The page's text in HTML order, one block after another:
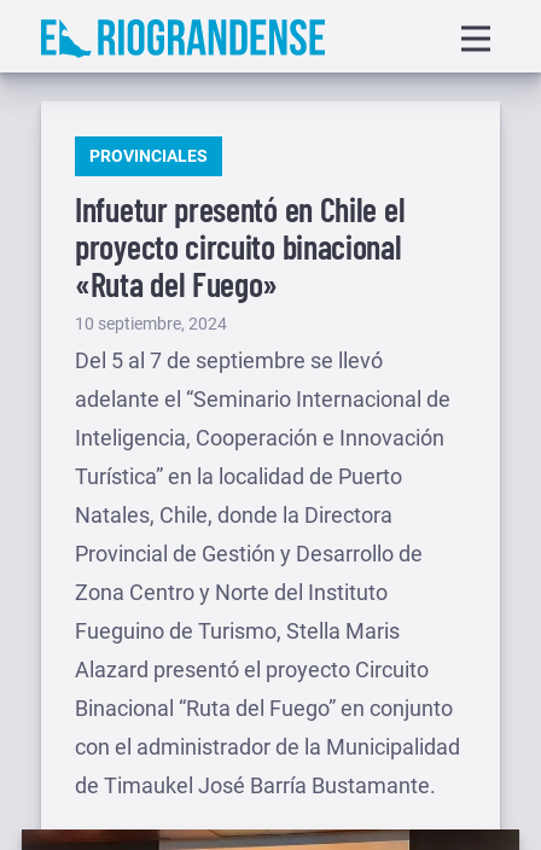
Saltar
menu
PUBLICADO
PROVINCIALES
Infuetur presentó en Chile el
proyecto circuito binacional
«Ruta del Fuego»
Publicado
el
10 septiembre, 2024
Del 5 al 7 de septiembre se llevó
adelante el “Seminario Internacional de
Inteligencia, Cooperación e Innovación
Turística” en la localidad de Puerto
Natales, Chile, donde la Directora
Provincial de Gestión y Desarrollo de
Zona Centro y Norte del Instituto
Fueguino de Turismo, Stella Maris
Alazard presentó el proyecto Circuito
Binacional “Ruta del Fuego” en conjunto
con el administrador de la Municipalidad
de Timaukel José Barría Bustamante.